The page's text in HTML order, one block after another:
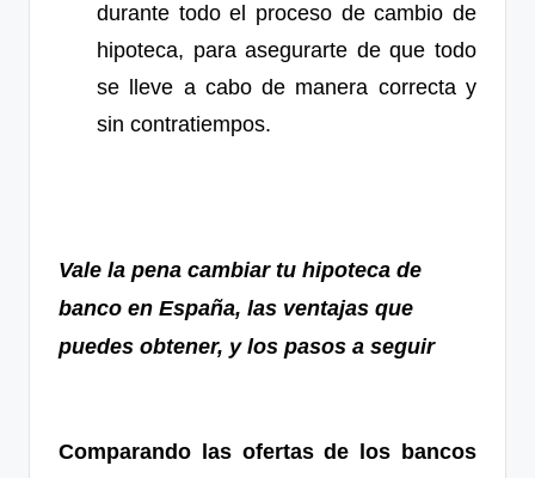
durante todo el proceso de cambio de
hipoteca, para asegurarte de que todo
se lleve a cabo de manera correcta y
sin contratiempos.
Vale la pena cambiar tu hipoteca de
banco en España, las ventajas que
puedes obtener, y los pasos a seguir
Comparando las ofertas de los bancos